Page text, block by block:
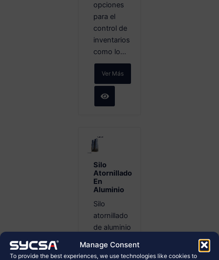
Manage Consent
To provide the best experiences, we use technologies like cookies to
opciones
para el
control de
inventarios
como lo...
Ver Más
Silo
Atornillado
En
Aluminio
Silo
atornillado
de aluminio
almacenamiento